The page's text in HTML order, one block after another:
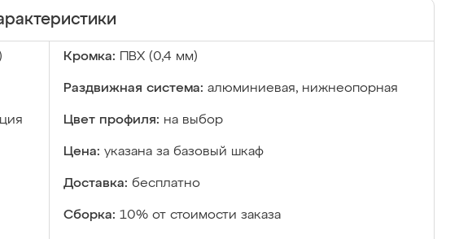
Кромка: ПВХ (0,4 мм)
Раздвижная система: алюминиевая, нижнеопорная
Цвет профиля: на выбор
Цена: указана за базовый шкаф
Доставка: бесплатно
Сборка: 10% от стоимости заказа